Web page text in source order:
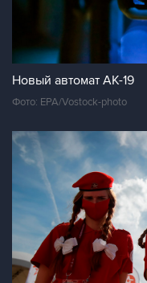
Новый автомат АК-19
Фото: EPA/Vostock-photo